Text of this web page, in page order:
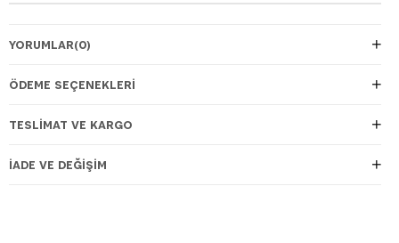
YORUMLAR(0)
ÖDEME SEÇENEKLERI
TESLIMAT VE KARGO
İADE VE DEĞIŞIM